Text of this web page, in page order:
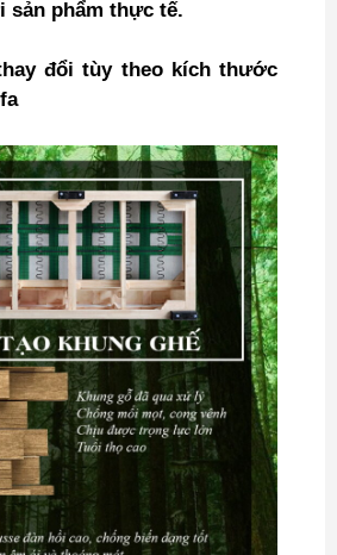
sản phẩm thực tế.
đổi tùy theo kích thước